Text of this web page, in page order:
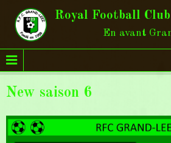
Royal Football
En avant
New saison 6